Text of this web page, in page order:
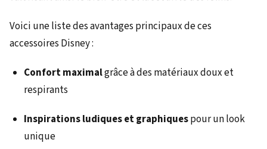
Voici une liste des avantages principaux de ces
accessoires Disney :
Confort maximalgrâce à des matériaux doux et
respirants
Inspirations ludiques et graphiquespour un look
unique